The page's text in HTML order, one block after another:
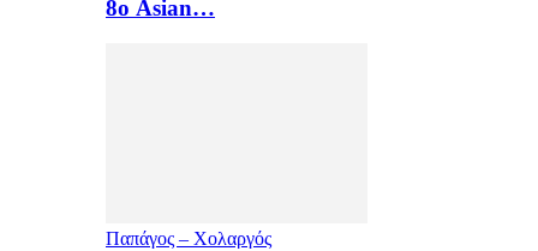
8ο Asian…
Παπάγος – Χολαργός